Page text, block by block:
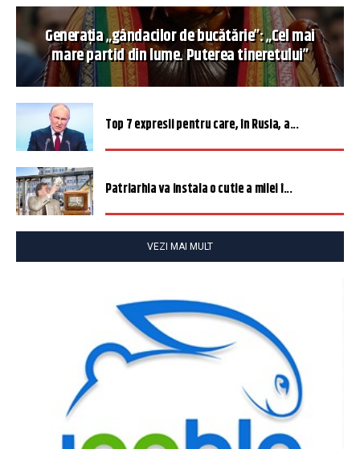
Generația „gândacilor de bucătărie”: „Cel mai
mare partid din lume. Puterea tineretului”
Top 7 expresii pentru care, în Rusia, a...
Patriarhia va instala o cutie a milei î...
VEZI MAI MULT